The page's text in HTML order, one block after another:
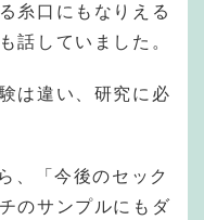
糸口にもなりえる
話していました。
は違い、研究に必
、「今後のセック
のサンプルにもダ